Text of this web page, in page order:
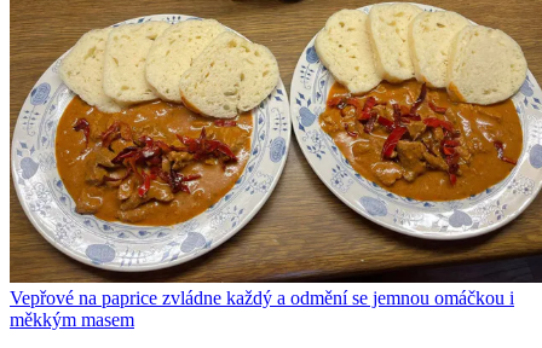
Vepřové na paprice zvládne každý a odmění se jemnou omáčkou i
měkkým masem